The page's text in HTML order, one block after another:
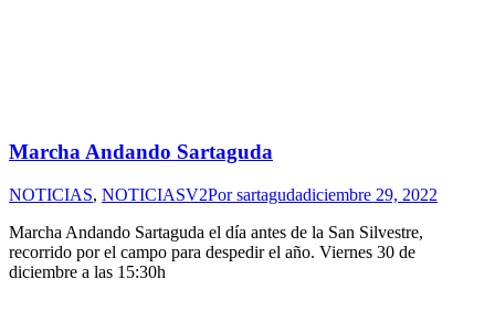
Marcha Andando Sartaguda
NOTICIAS, NOTICIASV2Porsartagudadiciembre 29, 2022
Marcha Andando Sartaguda el día antes de la San Silvestre,
recorrido por el campo para despedir el año. Viernes 30 de
diciembre a las 15:30h